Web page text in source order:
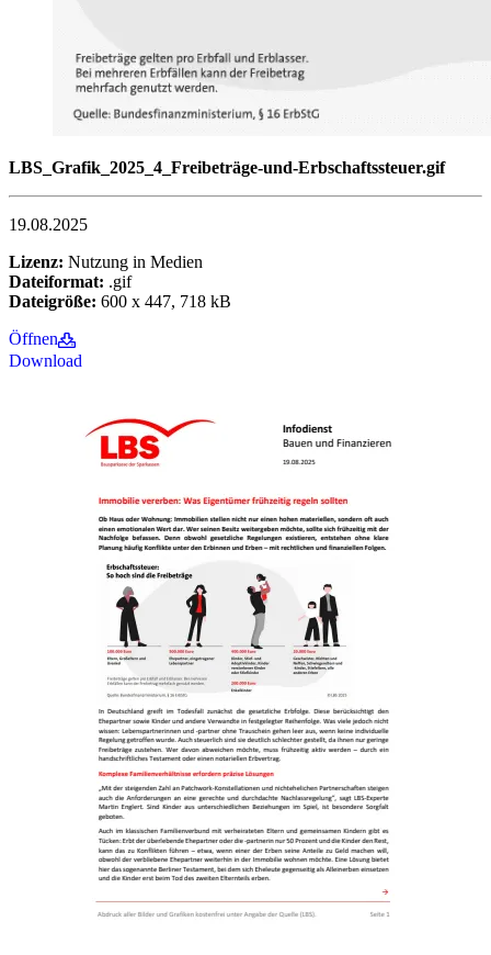
LBS_Grafik_2025_4_Freibeträge-und-Erbschaftssteuer.gif
19.08.2025
Lizenz: Nutzung in Medien
Dateiformat: .gif
Dateigröße: 600 x 447, 718 kB
Öffnen
Download